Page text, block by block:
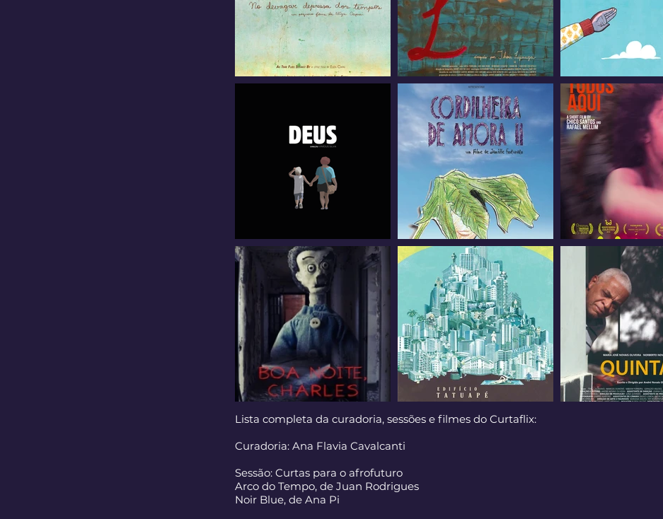
Lista completa da curadoria, sessões e filmes do Curtaflix:
Curadoria: Ana Flavia Cavalcanti
Sessão: Curtas para o afrofuturo
Arco do Tempo, de Juan Rodrigues
Noir Blue, de Ana Pi